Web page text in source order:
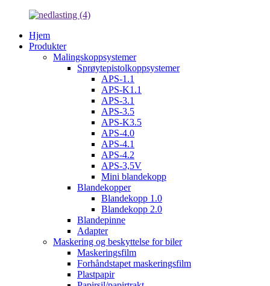
Hjem
Produkter
Malingskoppsystemer
Sprøytepistolkoppsystemer
APS-1.1
APS-K1.1
APS-3.1
APS-3.5
APS-K3.5
APS-4.0
APS-4.1
APS-4.2
APS-3,5V
Mini blandekopp
Blandekopper
Blandekopp 1.0
Blandekopp 2.0
Blandepinne
Adapter
Maskering og beskyttelse for biler
Maskeringsfilm
Forhåndstapet maskeringsfilm
Plastpapir